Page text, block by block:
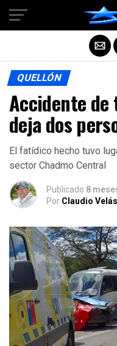
QUELLÓN
Accidente
deja dos
El fatídico hecho tuvo
sector Chadmo Central
Publicado 8
Por Claudio
Salir